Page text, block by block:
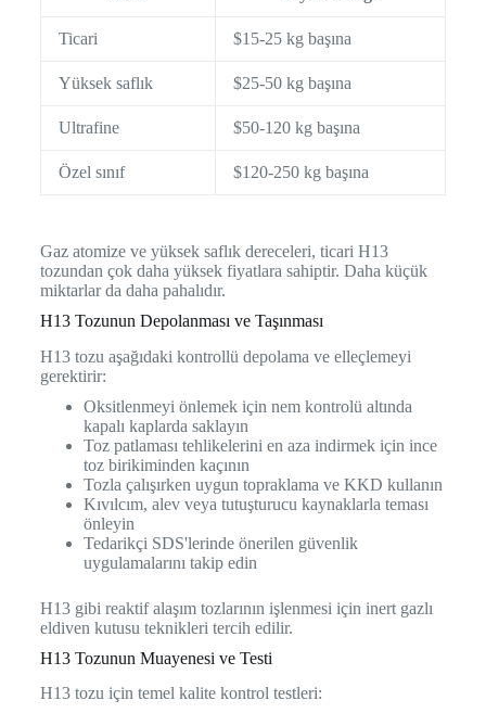
Ticari $15-25 kg başına
Yüksek saflık $25-50 kg başına
Ultrafine $50-120 kg başına
Özel sınıf $120-250 kg başına
Gaz atomize ve yüksek saflık dereceleri, ticari H13
tozundan çok daha yüksek fiyatlara sahiptir. Daha küçük
miktarlar da daha pahalıdır.
H13 Tozunun Depolanması ve Taşınması
H13 tozu aşağıdaki kontrollü depolama ve elleçlemeyi
gerektirir:
Oksitlenmeyi önlemek için nem kontrolü altında
kapalı kaplarda saklayın
Toz patlaması tehlikelerini en aza indirmek için ince
toz birikiminden kaçının
Tozla çalışırken uygun topraklama ve KKD kullanın
Kıvılcım, alev veya tutuşturucu kaynaklarla teması
önleyin
Tedarikçi SDS'lerinde önerilen güvenlik
uygulamalarını takip edin
H13 gibi reaktif alaşım tozlarının işlenmesi için inert gazlı
eldiven kutusu teknikleri tercih edilir.
H13 Tozunun Muayenesi ve Testi
H13 tozu için temel kalite kontrol testleri: